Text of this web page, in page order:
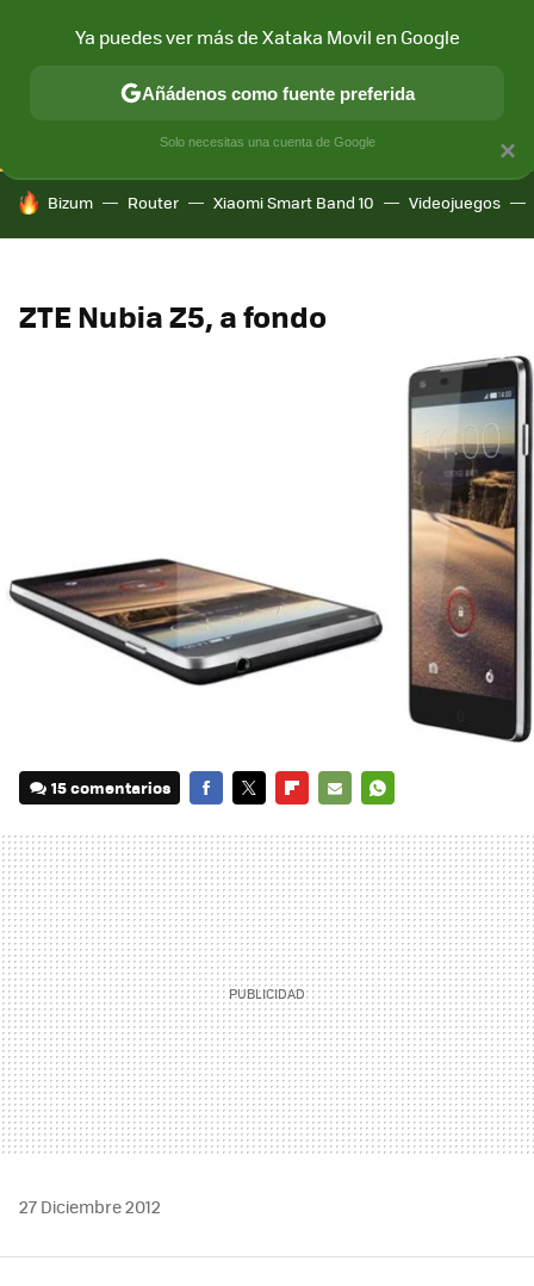
CONECTIVIDAD MÓVIL Y SOCIEDAD APLICACIONES
HOY SE HABLA DE
Bizum Router Xiaomi Smart Band 10 Videojuegos
ZTE Nubia Z5, a fondo
15 comentarios
MAIL
27 Diciembre 2012
×
Ya puedes ver más de Xataka Movil en Google
Añádenos como fuente preferida
Solo necesitas una cuenta de Google